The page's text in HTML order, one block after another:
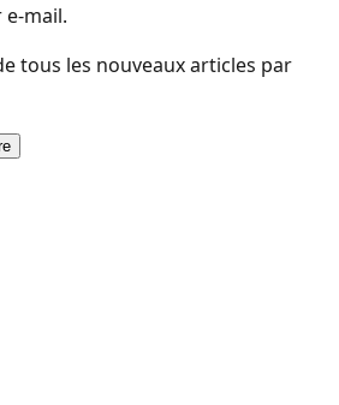
mail.
tous les nouveaux articles par